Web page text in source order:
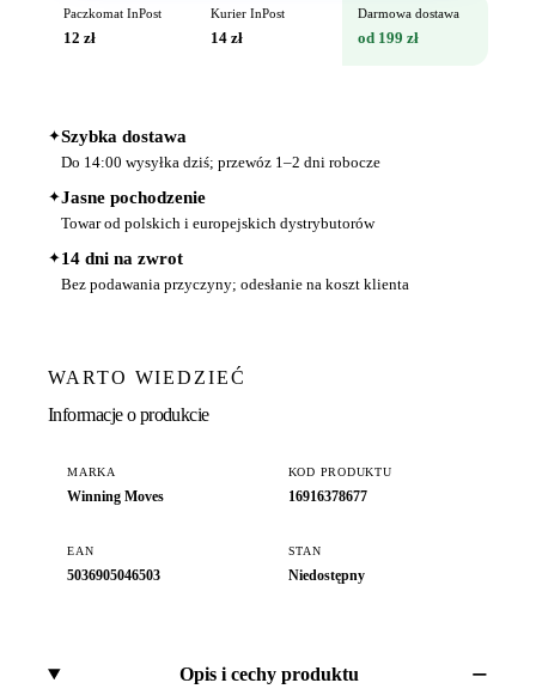
Paczkomat InPost
12 zł
Kurier InPost
14 zł
Darmowa dostawa
od 199 zł
✦Szybka dostawa
Do 14:00 wysyłka dziś; przewóz 1–2 dni robocze
✦Jasne pochodzenie
Towar od polskich i europejskich dystrybutorów
✦14 dni na zwrot
Bez podawania przyczyny; odesłanie na koszt klienta
WARTO WIEDZIEĆ
Informacje o produkcie
MARKA
Winning Moves
KOD PRODUKTU
16916378677
EAN
5036905046503
STAN
Niedostępny
Opis i cechy produktu